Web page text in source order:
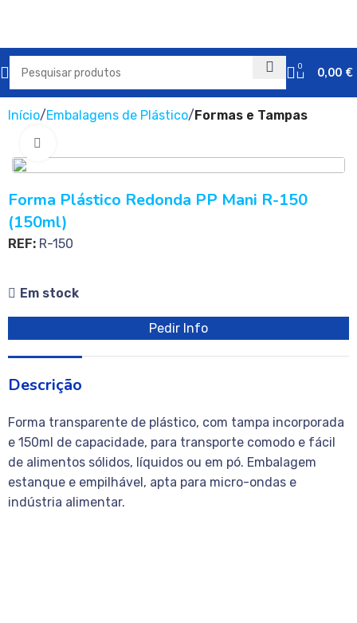
0 0,00 €
Início Embalagens de Plástico Formas e Tampas
Forma Plástico Redonda PP Mani R-150
(150ml)
REF: R-150
Em stock
Pedir Info
Descrição
Forma transparente de plástico, com tampa incorporada
e 150ml de capacidade, para transporte comodo e fácil
de alimentos sólidos, líquidos ou em pó. Embalagem
estanque e empilhável, apta para micro-ondas e
indústria alimentar.